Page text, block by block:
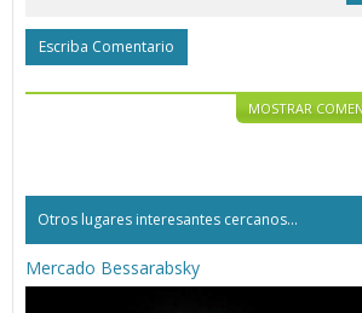
Escriba Comentario
MOSTRAR
Otros lugares interesantes cercanos...
Mercado Bessarabsky